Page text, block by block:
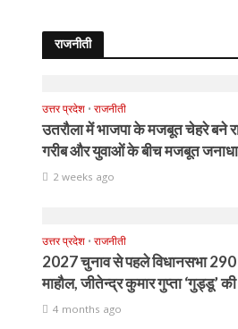
राजनीती
उत्तर प्रदेश • राजनीती
उतरौला में भाजपा के मजबूत चेहरे बने
गरीब और युवाओं के बीच मजबूत
2 weeks ago
उत्तर प्रदेश • राजनीती
2027 चुनाव से पहले विधानसभा 290
माहौल, जीतेन्द्र कुमार गुप्ता ‘गुड्डू’
4 months ago